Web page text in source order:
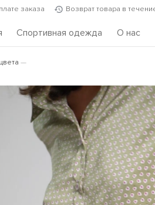
заказа Возврат товара в
Спортивная одежда О нас